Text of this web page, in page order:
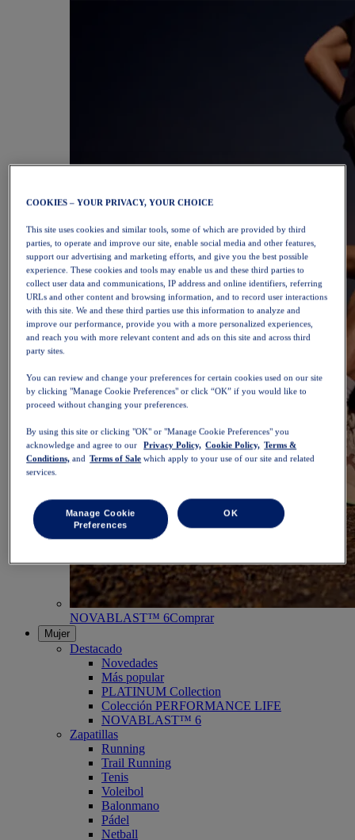
NOVABLAST™ 6Comprar
Mujer
Destacado
Novedades
Más popular
PLATINUM Collection
Colección PERFORMANCE LIFE
NOVABLAST™ 6
Zapatillas
Running
Trail Running
Tenis
Voleibol
Balonmano
Pádel
Netball
COOKIES – YOUR PRIVACY, YOUR CHOICE
This site uses cookies and similar tools, some of which are provided by third
parties, to operate and improve our site, enable social media and other features,
support our advertising and marketing efforts, and give you the best possible
experience. These cookies and tools may enable us and these third parties to
collect user data and communications, IP address and online identifiers, referring
URLs and other content and browsing information, and to record user interactions
with this site. We and these third parties use this information to analyze and
improve our performance, provide you with a more personalized experiences,
and reach you with more relevant content and ads on this site and across third
party sites.
You can review and change your preferences for certain cookies used on our site
by clicking "Manage Cookie Preferences" or click “OK” if you would like to
proceed without changing your preferences.
By using this site or clicking "OK" or "Manage Cookie Preferences" you
acknowledge and agree to our
Privacy Policy, Cookie Policy, Terms &
Conditions, and Terms of Sale which apply to your use of our site and related
services.
Manage Cookie
Preferences
OK